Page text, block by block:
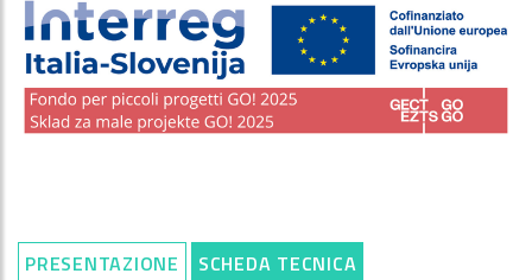
PRESENTAZIONE SCHEDA TECNICA